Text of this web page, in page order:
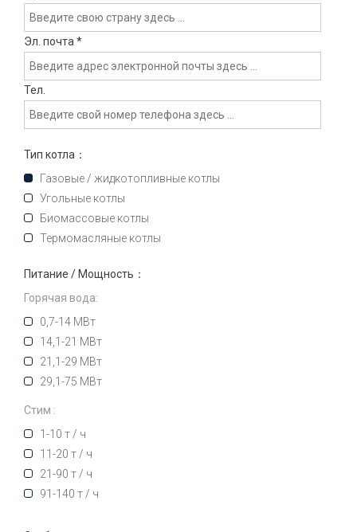
Эл. почта *
Тел.
Тип котла：
Газовые / жидкотопливные котлы
Угольные котлы
Биомассовые котлы
Термомасляные котлы
Питание / Мощность：
Горячая вода:
0,7-14 МВт
14,1-21 МВт
21,1-29 МВт
29,1-75 МВт
Стим :
1-10 т / ч
11-20 т / ч
21-90 т / ч
91-140 т / ч